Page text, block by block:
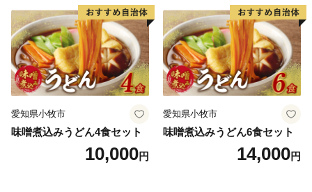
これまで続いてきた三郷市の発展をさらに飛躍させ、
「きらりとひかる田園都市みさと～人にも企業にも選ば
れる魅力的なまち～」の実現を目指し、これまで以上に
魅力あるまちづくりを進めてまいります。
愛知県小牧市
味噌煮込みうどん4食セット
10,000円
愛知県小牧市
味噌煮込みうどん6食セット
14,000円